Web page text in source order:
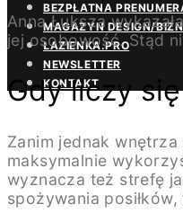
BEZPŁATNA
MAGAZYN DESIGN/
ŁAZIENKA.PRO
NEWSLETTER
KONTAKT
Anna Łuksza
jej osobowość. Stąd
Gdy liczy
Zanim jednak
maksymalnie
wyznacza też strefę
spożywania